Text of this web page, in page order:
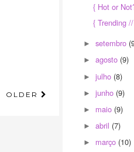
OLDER
{ Hot or
{ Trending
►setembro
►agosto (9)
►julho (8)
►junho (9)
► maio (9)
►abril (7)
► março (10)